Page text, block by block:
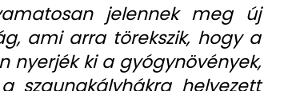
jelennek meg új
ami arra törekszik, hogy a
ki a gyógynövények,
szaunakályhákra helyezett